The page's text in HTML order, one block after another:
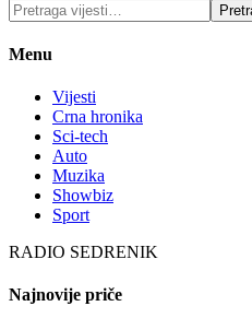
Menu
Vijesti
Crna hronika
Sci-tech
Auto
Muzika
Showbiz
Sport
RADIO SEDRENIK
Najnovije priče